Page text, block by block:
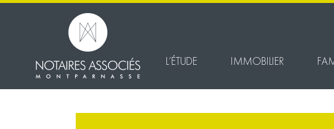
L’ÉTUDE IMMOBILIER